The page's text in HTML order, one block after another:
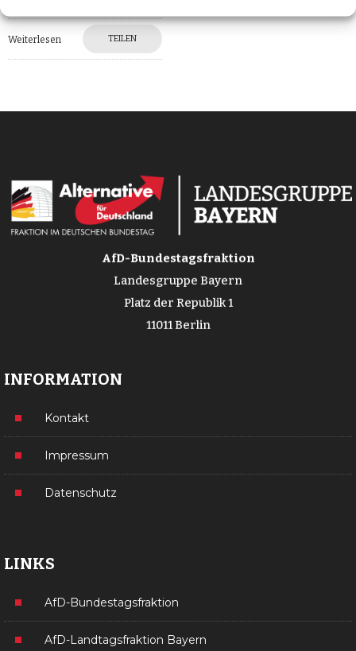
Weiterlesen TEILEN
AfD-Bundestagsfraktion
Landesgruppe Bayern
Platz der Republik 1
11011 Berlin
INFORMATION
Kontakt
Impressum
Datenschutz
LINKS
AfD-Bundestagsfraktion
AfD-Landtagsfraktion Bayern